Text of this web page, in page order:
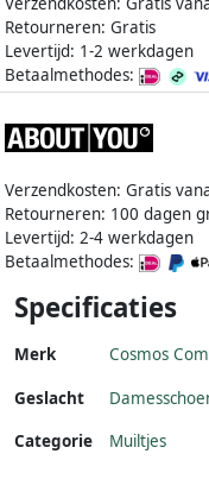
Retourneren: Gratis
Levertijd: 1-2 werkdagen
Betaalmethodes:
Verzendkosten: Gratis
Retourneren: 100 dagen
Levertijd: 2-4 werkdagen
Betaalmethodes:
Specificaties
Merk Cosmos
Geslacht
Categorie
Muiltjes